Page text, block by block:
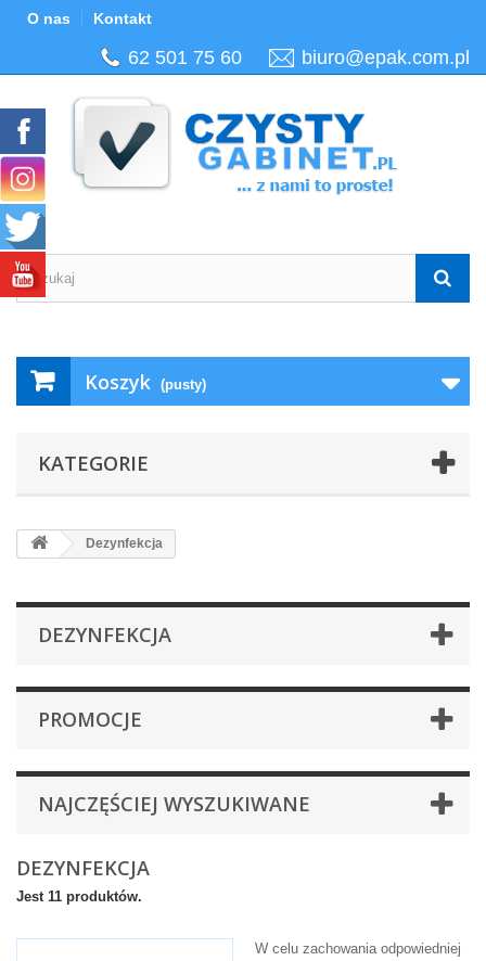
O nas Kontakt
62 501 75 60 biuro@epak.com.pl
Koszyk (pusty)
KATEGORIE
Dezynfekcja
DEZYNFEKCJA
PROMOCJE
NAJCZĘŚCIEJ WYSZUKIWANE
DEZYNFEKCJA
Jest 11 produktów.
W celu zachowania odpowiedniej